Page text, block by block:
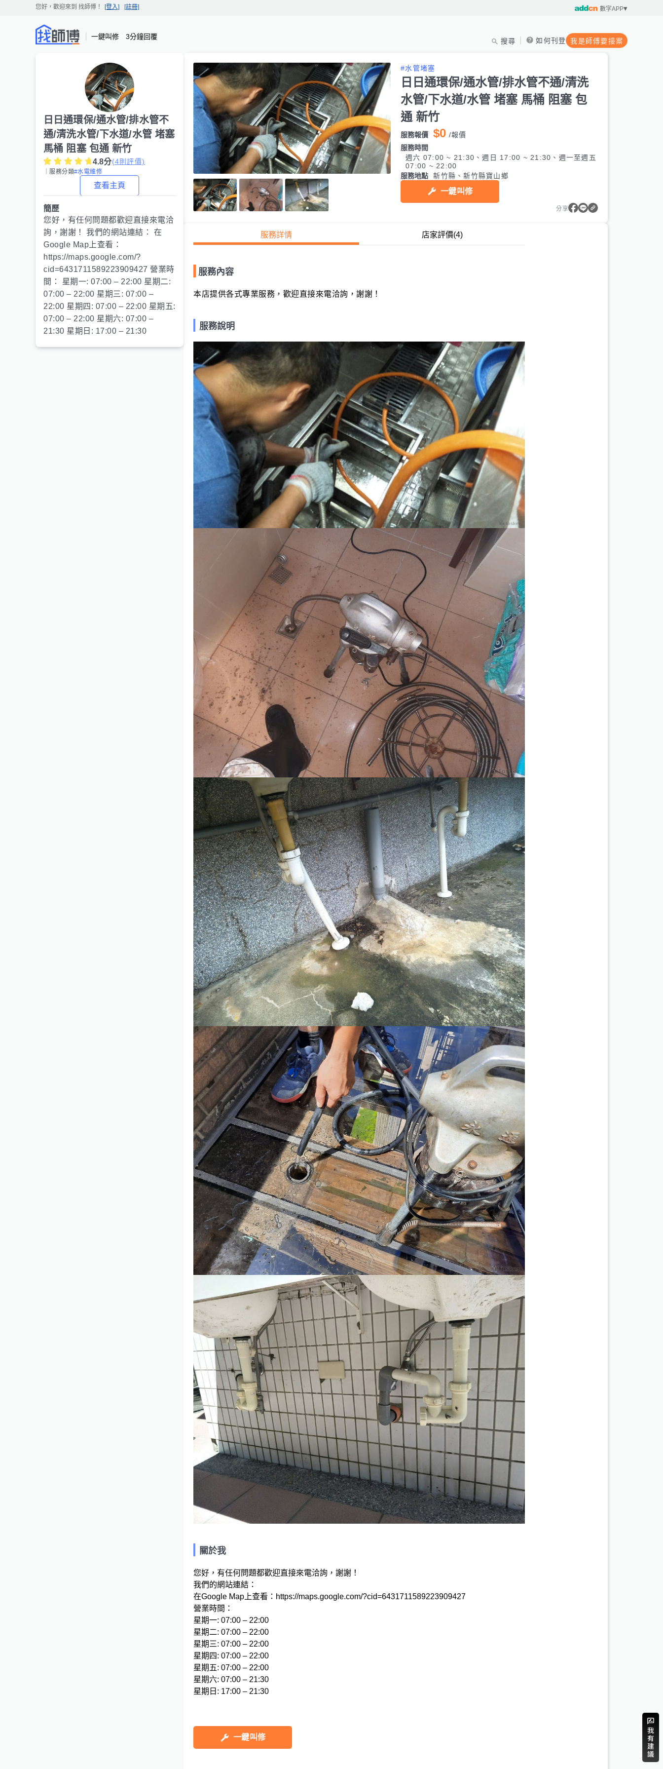
您好，歡迎來到 找師傅 ！ [登入] [註冊] 數字APP
一鍵叫修 3分鐘回覆
搜尋 如何刊登 我是師傅要接案
日日通環保/通水管/排水管不
通/清洗水管/下水道/水管 堵塞
馬桶 阻塞 包通 新竹
4.8分(4則評價)
｜服務分類#水電維修
查看主頁
簡歷
您好，有任何問題都歡迎直接來電洽
詢，謝謝！ 我們的網站連結： 在
Google Map上查看：
https://maps.google.com/?
cid=6431711589223909427 營業時
間： 星期一: 07:00 – 22:00 星期二:
07:00 – 22:00 星期三: 07:00 –
22:00 星期四: 07:00 – 22:00 星期五:
07:00 – 22:00 星期六: 07:00 –
21:30 星期日: 17:00 – 21:30
#水管堵塞
日日通環保/通水管/排水管不通/清洗
水管/下水道/水管 堵塞 馬桶 阻塞 包
通 新竹
服務報價 $0 /報價
服務時間
週六 07:00 ~ 21:30、週日 17:00 ~ 21:30、週一至週五
07:00 ~ 22:00
服務地點
新竹縣、新竹縣寶山鄉
一鍵叫修
分享
服務詳情 店家評價(4)
服務內容
本店提供各式專業服務，歡迎直接來電洽詢，謝謝！
服務說明
關於我
您好，有任何問題都歡迎直接來電洽詢，謝謝！
我們的網站連結：
在Google Map上查看：https://maps.google.com/?cid=6431711589223909427
營業時間：
星期一: 07:00 – 22:00
星期二: 07:00 – 22:00
星期三: 07:00 – 22:00
星期四: 07:00 – 22:00
星期五: 07:00 – 22:00
星期六: 07:00 – 21:30
一鍵叫修